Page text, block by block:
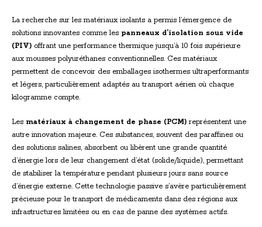
La recherche sur les matériaux isolants a permis l’émergence de
solutions innovantes comme les panneaux d’isolation sous vide
(PIV) offrant une performance thermique jusqu’à 10 fois supérieure
aux mousses polyuréthanes conventionnelles. Ces matériaux
permettent de concevoir des emballages isothermes ultraperformants
et légers, particulièrement adaptés au transport aérien où chaque
kilogramme compte.
Les matériaux à changement de phase (PCM) représentent une
autre innovation majeure. Ces substances, souvent des paraffines ou
des solutions salines, absorbent ou libèrent une grande quantité
d’énergie lors de leur changement d’état (solide/liquide), permettant
de stabiliser la température pendant plusieurs jours sans source
d’énergie externe. Cette technologie passive s’avère particulièrement
précieuse pour le transport de médicaments dans des régions aux
infrastructures limitées ou en cas de panne des systèmes actifs.